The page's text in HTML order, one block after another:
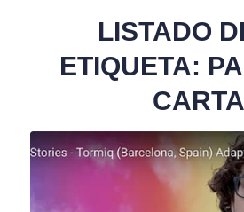
LISTADO
ETIQUETA:
CARTA